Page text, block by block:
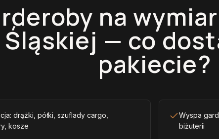
na
Śląskiej — co
pakiecie?
drążki, półki, szuflady cargo,
kosze
Wyspa
biżuterii